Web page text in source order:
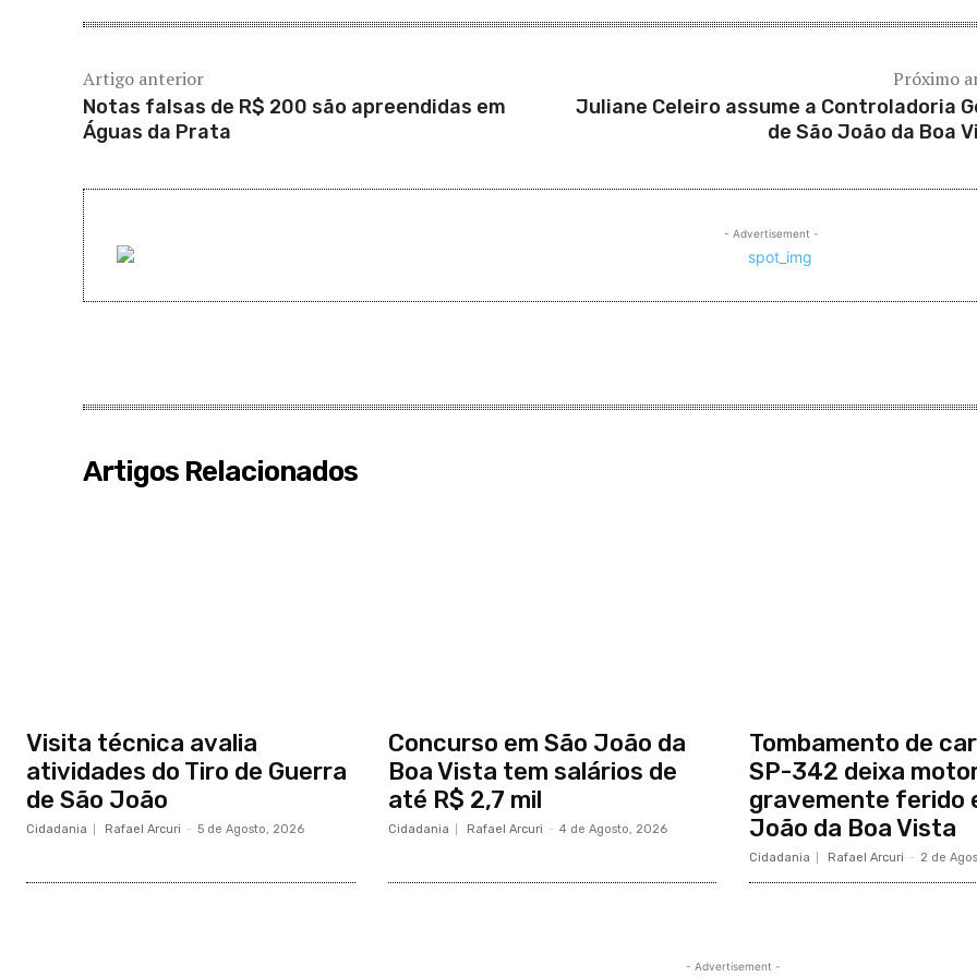
Artigo anterior
Notas falsas de R$ 200 são apreendidas em
Águas da Prata
Próximo
Juliane Celeiro assume a Controladoria
de São João da Boa
- Advertisement -
Artigos Relacionados
Visita técnica avalia
atividades do Tiro de Guerra
de São João
Cidadania Rafael Arcuri - 5 de Agosto, 2026
Concurso em São João da
Boa Vista tem salários de
até R$ 2,7 mil
Cidadania Rafael Arcuri - 4 de Agosto, 2026
Tombamento de
SP-342 deixa
gravemente ferido
João da Boa Vista
Cidadania Rafael Arcuri - 2 de
- Advertisement -